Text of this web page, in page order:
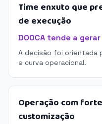
Time enxuto que
de execução
DOOCA tende a
A decisão foi orientada
e curva operacional.
Operação com
customização